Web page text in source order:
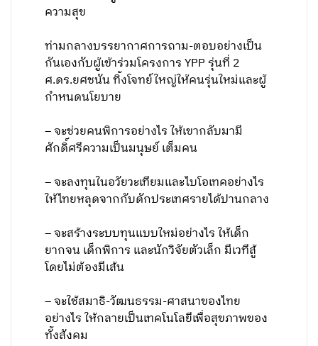
ความสุข
ท่ามกลางบรรยากาศการถาม-ตอบอย่างเป็น
กันเองกับผู้เข้าร่วมโครงการ YPP รุ่นที่ 2
ศ.ดร.ยศชนัน ทิ้งโจทย์ใหญ่ให้คนรุ่นใหม่และผู้
กำหนดนโยบาย
– จะช่วยคนพิการอย่างไร ให้เขากลับมามี
ศักดิ์ศรีความเป็นมนุษย์ เต็มคน
– จะลงทุนในอวัยวะเทียมและไบโอเทคอย่างไร
ให้ไทยหลุดจากกับดักประเทศรายได้ปานกลาง
– จะสร้างระบบทุนแบบใหม่อย่างไร ให้เด็ก
ยากจน เด็กพิการ และนักวิจัยตัวเล็ก มีเวทีสู้
โดยไม่ต้องมีเส้น
– จะใช้สมาธิ-วัฒนธรรม-ศาสนาของไทย
อย่างไร ให้กลายเป็นเทคโนโลยีเพื่อสุขภาพของ
ทั้งสังคม